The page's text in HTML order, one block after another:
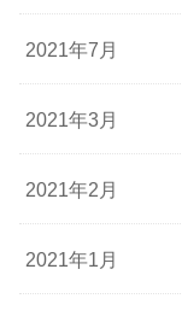
2021年7月
2021年3月
2021年2月
2021年1月